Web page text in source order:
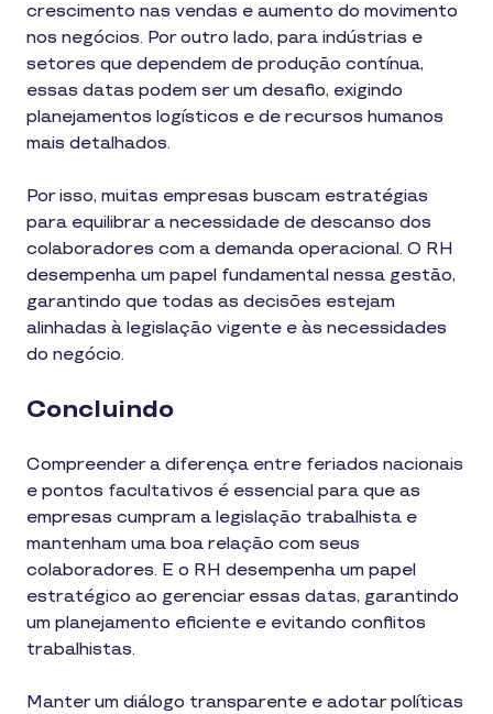
crescimento nas vendas e aumento do movimento
nos negócios. Por outro lado, para indústrias e
setores que dependem de produção contínua,
essas datas podem ser um desafio, exigindo
planejamentos logísticos e de recursos humanos
mais detalhados.
Por isso, muitas empresas buscam estratégias
para equilibrar a necessidade de descanso dos
colaboradores com a demanda operacional. O RH
desempenha um papel fundamental nessa gestão,
garantindo que todas as decisões estejam
alinhadas à legislação vigente e às necessidades
do negócio.
Concluindo
Compreender a diferença entre feriados nacionais
e pontos facultativos é essencial para que as
empresas cumpram a legislação trabalhista e
mantenham uma boa relação com seus
colaboradores. E o RH desempenha um papel
estratégico ao gerenciar essas datas, garantindo
um planejamento eficiente e evitando conflitos
trabalhistas.
Manter um diálogo transparente e adotar políticas